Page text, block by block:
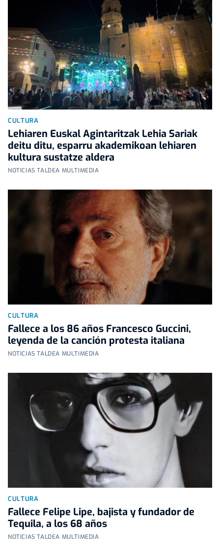
CULTURA
Lehiaren Euskal Agintaritzak Lehia Sariak
deitu ditu, esparru akademikoan lehiaren
kultura sustatze aldera
NOTICIAS TALDEA MULTIMEDIA
CULTURA
Fallece a los 86 años Francesco Guccini,
leyenda de la canción protesta italiana
NOTICIAS TALDEA MULTIMEDIA
CULTURA
Fallece Felipe Lipe, bajista y fundador de
Tequila, a los 68 años
NOTICIAS TALDEA MULTIMEDIA